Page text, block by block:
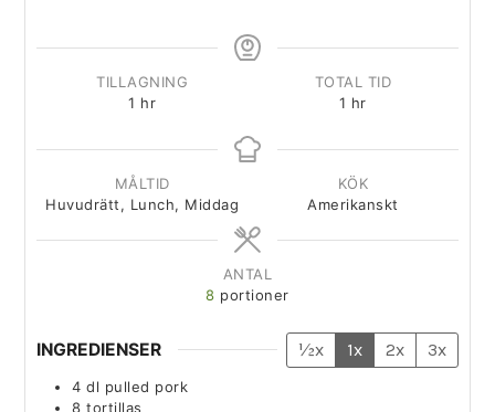
TILLAGNING
1 hr
TOTAL TID
1 hr
MÅLTID
Huvudrätt, Lunch, Middag
KÖK
Amerikanskt
ANTAL
8 portioner
INGREDIENSER ½x 1x 2x 3x
4 dl pulled pork
8 tortillas